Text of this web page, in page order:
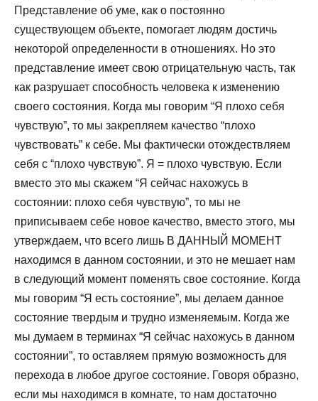
Представление об уме, как о постоянно
существующем объекте, помогает людям достичь
некоторой определенности в отношениях. Но это
представление имеет свою отрицательную часть, так
как разрушает способность человека к изменению
своего состояния. Когда мы говорим “Я плохо себя
чувствую”, то мы закрепляем качество “плохо
чувствовать” к себе. Мы фактически отождествляем
себя с “плохо чувствую”. Я = плохо чувствую. Если
вместо это мы скажем “Я сейчас нахожусь в
состоянии: плохо себя чувствую”, то мы не
приписываем себе новое качество, вместо этого, мы
утверждаем, что всего лишь В ДАННЫЙ МОМЕНТ
находимся в данном состоянии, и это не мешает нам
в следующий момент поменять свое состояние. Когда
мы говорим “Я есть состояние”, мы делаем данное
состояние твердым и трудно изменяемым. Когда же
мы думаем в терминах “Я сейчас нахожусь в данном
состоянии”, то оставляем прямую возможность для
перехода в любое другое состояние. Говоря образно,
если мы находимся в комнате, то нам достаточно